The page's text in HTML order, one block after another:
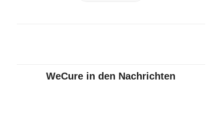
WeCure in den Nachrichten